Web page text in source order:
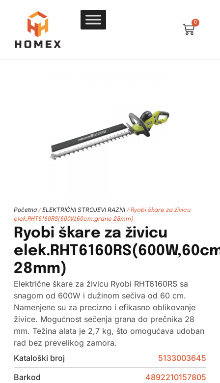
0
Početna/ ELEKTRIČNI STROJEVI RAZNI/ Ryobi škare za živicu
elek.RHT6160RS(600W,60cm,grane 28mm)
Ryobi škare za živicu
28mm)
Električne škare za živicu Ryobi RHT6160RS sa
snagom od 600W i dužinom sečiva od 60 cm.
Namenjene su za precizno i efikasno oblikovanje
živice. Mogućnost sečenja grana do prečnika 28
mm. Težina alata je 2,7 kg, što omogućava udoban
rad bez prevelikog zamora.
Kataloški broj
5133003645
Barkod
4892210157805